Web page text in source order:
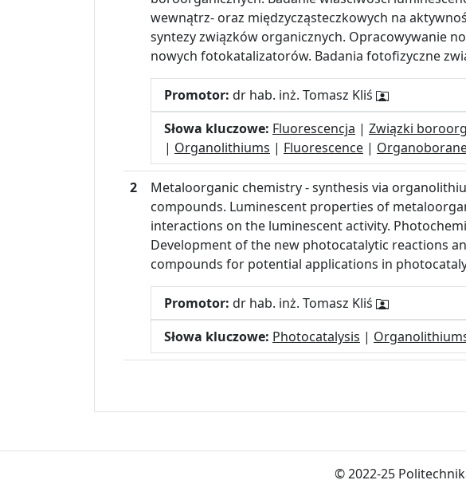
wewnątrz- oraz międzycząsteczkowych na
syntezy związków organicznych. Opracowywanie
nowych fotokatalizatorów. Badania fotofizyczne
Promotor: dr hab. inż. Tomasz Kliś
Słowa kluczowe: Fluorescencja | Związki
| Organolithiums | Fluorescence |
2
Metaloorganic chemistry - synthesis via
compounds. Luminescent properties of
interactions on the luminescent activity.
Development of the new photocatalytic reactions
compounds for potential applications in
Promotor: dr hab. inż. Tomasz Kliś
Słowa kluczowe: Photocatalysis |
© 2022-25